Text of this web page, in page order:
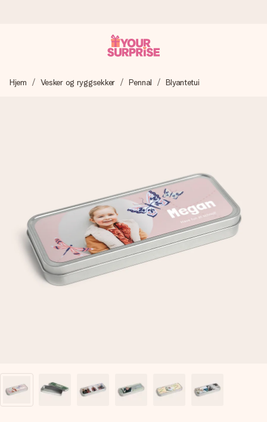
Vi lager dine gaver med omtanke og sender den avgårde så
Gavene våre inspirerer. Kundene gir oss 4,5 på Google
Gratis kort med hilsen
Lag noe unikt med bare noen få steg - med hennes navn,
et bilde av dere eller en beskjed som virkelig berører
hjertet. Ikke noe tull, bare masse kjærlighet i øyeblikket.
Hjem Vesker og ryggsekker Pennal Blyantetui